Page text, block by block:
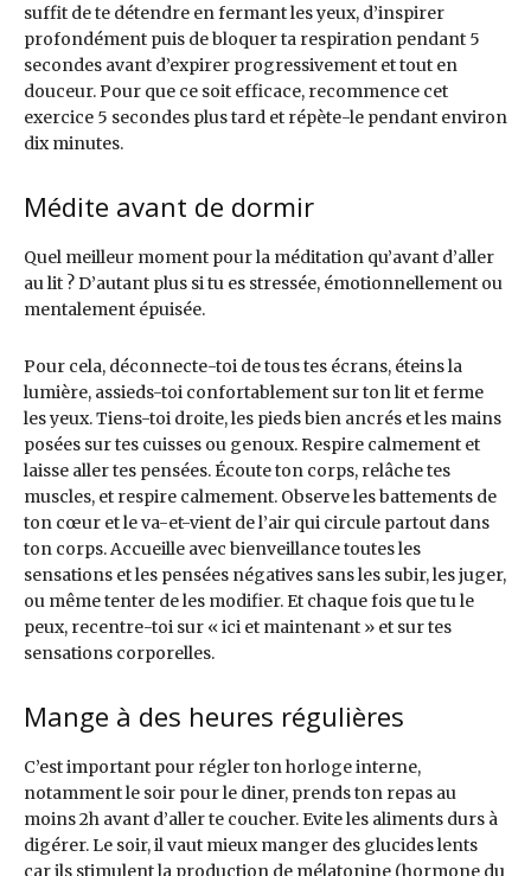
suffit de te détendre en fermant les yeux, d’inspirer
profondément puis de bloquer ta respiration pendant 5
secondes avant d’expirer progressivement et tout en
douceur. Pour que ce soit efficace, recommence cet
exercice 5 secondes plus tard et répète-le pendant environ
dix minutes.
Médite avant de dormir
Quel meilleur moment pour la méditation qu’avant d’aller
au lit ? D’autant plus si tu es stressée, émotionnellement ou
mentalement épuisée.
Pour cela, déconnecte-toi de tous tes écrans, éteins la
lumière, assieds-toi confortablement sur ton lit et ferme
les yeux. Tiens-toi droite, les pieds bien ancrés et les mains
posées sur tes cuisses ou genoux. Respire calmement et
laisse aller tes pensées. Écoute ton corps, relâche tes
muscles, et respire calmement. Observe les battements de
ton cœur et le va-et-vient de l’air qui circule partout dans
ton corps. Accueille avec bienveillance toutes les
sensations et les pensées négatives sans les subir, les juger,
ou même tenter de les modifier. Et chaque fois que tu le
peux, recentre-toi sur « ici et maintenant » et sur tes
sensations corporelles.
Mange à des heures régulières
C’est important pour régler ton horloge interne,
notamment le soir pour le diner, prends ton repas au
moins 2h avant d’aller te coucher. Evite les aliments durs à
digérer. Le soir, il vaut mieux manger des glucides lents
car ils stimulent la production de mélatonine (hormone du